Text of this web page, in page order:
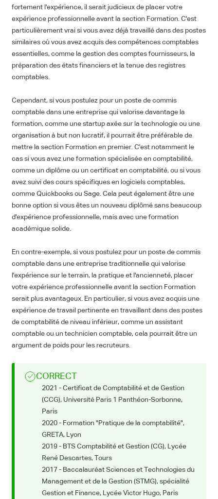
fortement l'expérience, il serait judicieux de placer votre
expérience professionnelle avant la section Formation. C'est
particulièrement vrai si vous avez déjà travaillé dans des postes
similaires où vous avez acquis des compétences comptables
essentielles, comme la gestion des comptes fournisseurs, la
préparation des états financiers et la tenue des registres
comptables.
Cependant, si vous postulez pour un poste de commis
comptable dans une entreprise qui valorise davantage la
formation, comme une startup axée sur la technologie ou une
organisation à but non lucratif, il pourrait être préférable de
mettre la section Formation en premier. C'est notamment le
cas si vous avez une formation spécialisée en comptabilité,
comme un diplôme ou un certificat en comptabilité, ou si vous
avez suivi des cours spécifiques en logiciels comptables,
comme Quickbooks ou Sage. Cela peut également être une
bonne option si vous êtes un nouveau diplômé sans beaucoup
d'expérience professionnelle, mais avec une formation
académique solide.
En contre-exemple, si vous postulez pour un poste de commis
comptable dans une entreprise traditionnelle qui valorise
l'expérience sur le terrain, la pratique et l'ancienneté, placer
votre expérience professionnelle avant la section Formation
serait plus avantageux. En particulier, si vous avez acquis une
expérience de travail pertinente en travaillant dans des postes
de comptabilité de niveau inférieur, comme un assistant
comptable ou un technicien comptable, cela pourrait être un
argument de poids pour les recruteurs.
CORRECT
2021 - Certificat de Comptabilité et de Gestion
(CCG), Université Paris 1 Panthéon-Sorbonne,
Paris
2020 - Formation "Pratique de la comptabilité",
GRETA, Lyon
2019 - BTS Comptabilité et Gestion (CG), Lycée
René Descartes, Tours
2017 - Baccalauréat Sciences et Technologies du
Management et de la Gestion (STMG), spécialité
Gestion et Finance, Lycée Victor Hugo, Paris